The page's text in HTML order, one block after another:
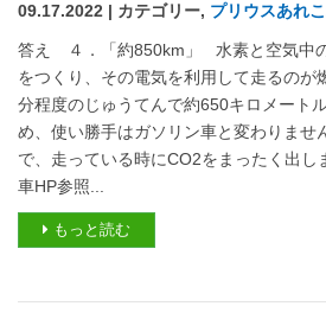
09.17.2022 | カテゴリー, プリウスあれ
答え ４．「約850km」 水素と空気中
をつくり、その電気を利用して走るのが
分程度のじゅうてんで約650キロメート
め、使い勝手はガソリン車と変わりませ
で、走っている時にCO2をまったく出
車HP参照...
もっと読む